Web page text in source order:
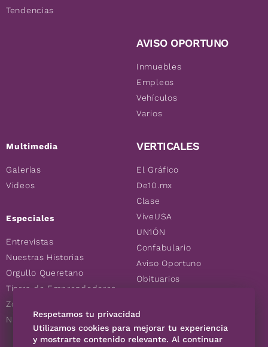
Tendencias
Multimedia
Galerías
Videos
Especiales
Entrevistas
Nuestras Historias
Orgullo Queretano
Tierra de Emprendedores
Zoociales
Nuevos Queretanos
AVISO OPORTUNO
Inmuebles
Empleos
Vehículos
Varios
VERTICALES
El Gráfico
De10.mx
Clase
ViveUSA
UN1ÓN
Confabulario
Aviso Oportuno
Obituarios
Consultas
Respetamos tu privacidad
Utilizamos cookies para mejorar tu experiencia
y mostrarte contenido relevante. Al continuar